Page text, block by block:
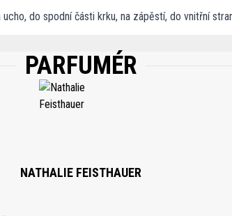
do spodní části krku, na zápěstí, do vnitřní
BENZYL BENZOATE, COUMARIN, LINALOOL,
PARFUMÉR
NATHALIE FEISTHAUER